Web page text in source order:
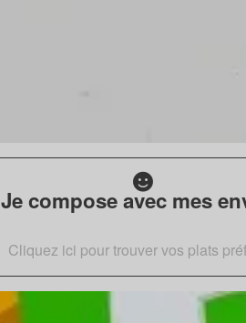
Je compose avec mes
Cliquez ici pour trouver vos plats